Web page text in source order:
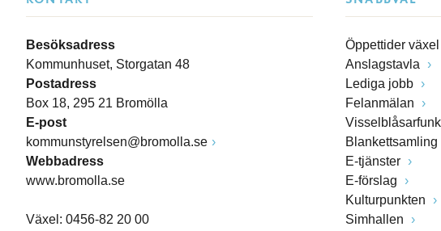
Besöksadress
Kommunhuset, Storgatan 48
Postadress
Box 18, 295 21 Bromölla
E-post
kommunstyrelsen@bromolla.se
Webbadress
www.bromolla.se
Växel: 0456-82 20 00
Öppettider
Anslagstavla
Lediga jobb
Felanmälan
Blankettsamling
E-tjänster
E-förslag
Kulturpunkten
Simhallen